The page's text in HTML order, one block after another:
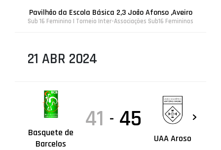
Pavilhão da Escola Básica 2,3 João Afonso ,Aveiro
Sub 16 Feminino | Torneio Inter-Associações Sub16 Femininos
21 ABR 2024
Basquete de
Barcelos
41 - 45
UAA Aroso